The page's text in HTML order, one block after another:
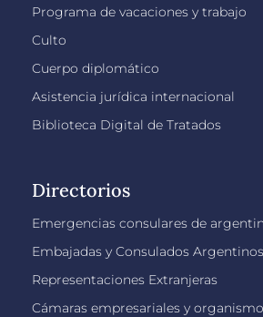
Programa de vacaciones y trabajo
Culto
Cuerpo diplomático
Asistencia jurídica internacional
Biblioteca Digital de Tratados
Directorios
Emergencias consulares de
Embajadas y Consulados Argentinos
Representaciones Extranjeras
Cámaras empresariales y